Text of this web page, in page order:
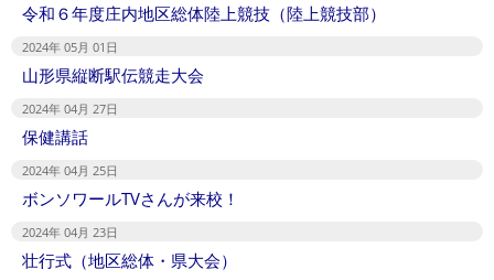
令和６年度庄内地区総体陸上競技（陸上競技部）
2024年 05月 01日
山形県縦断駅伝競走大会
2024年 04月 27日
保健講話
2024年 04月 25日
ボンソワールTVさんが来校！
2024年 04月 23日
壮行式（地区総体・県大会）